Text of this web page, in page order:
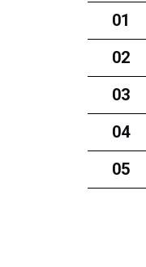
01
02
03
04
05